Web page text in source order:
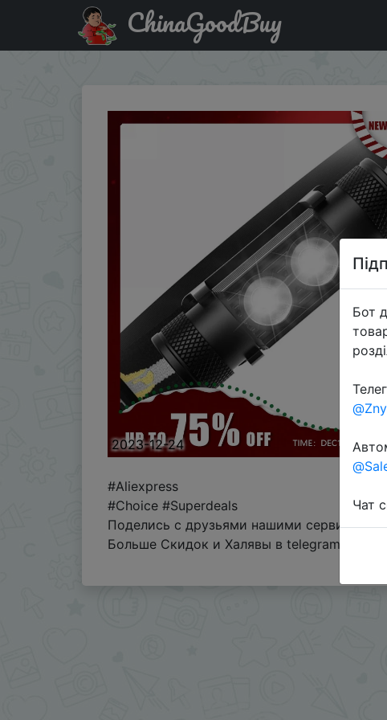
Придбати по акціи H25S Headlamp 18650 Headlight Dual
ChinaGoodBuy
2023-12-24
#Aliexpress
#Choice #Superdeals
Поделись с друзьями нашими сервисами
Больше Скидок и Халявы в telegram
Бот
Чат